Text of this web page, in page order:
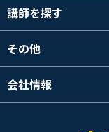
講師を探す
その他
会社情報